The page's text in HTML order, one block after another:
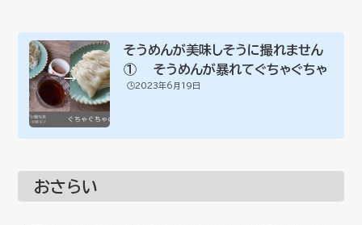
そうめんが美味しそうに撮れません
① そうめんが暴れてぐちゃぐちゃ
🕒️2023年6月19日
おさらい